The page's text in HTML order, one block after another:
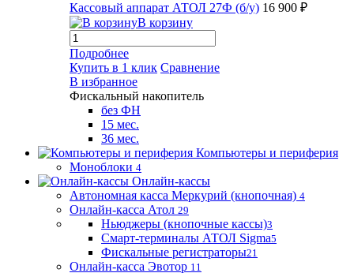
Кассовый аппарат АТОЛ 27Ф (б/у) 16 900 ₽
В корзину
Подробнее
Купить в 1 клик Сравнение
В избранное
Фискальный накопитель
без ФН
15 мес.
36 мес.
Компьютеры и периферия
Моноблоки 4
Онлайн-кассы
Автономная касса Меркурий (кнопочная) 4
Онлайн-касса Атол 29
Ньюджеры (кнопочные кассы)3
Смарт-терминалы АТОЛ Sigma5
Фискальные регистраторы21
Онлайн-касса Эвотор 11